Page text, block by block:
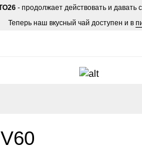
- продолжает действовать и
Теперь наш вкусный чай доступен и в